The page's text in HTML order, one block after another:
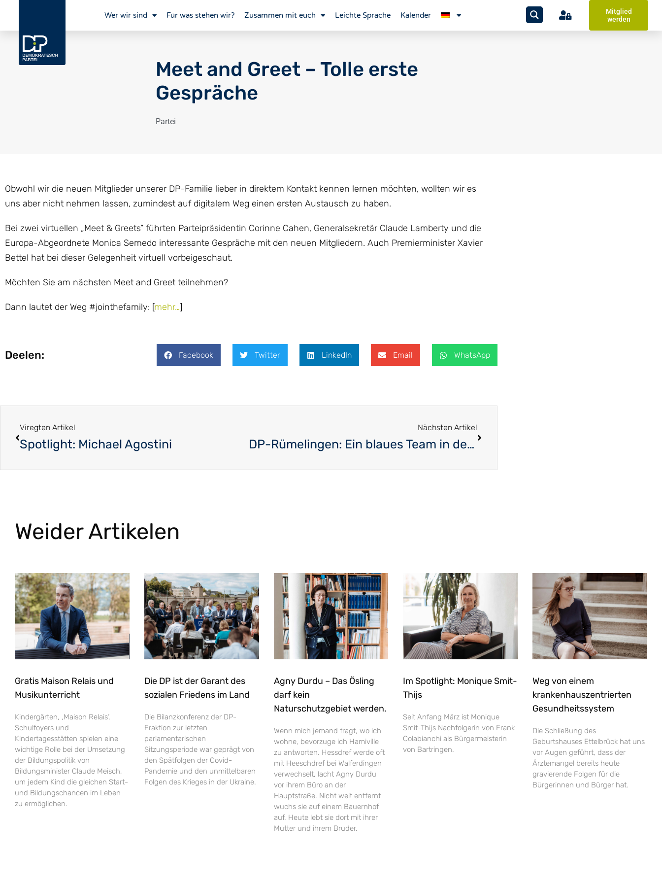
Wer wir sind Für was stehen wir? Zusammen mit euch Leichte Sprache Kalender
Mitglied
werden
Meet and Greet – Tolle erste
Gespräche
Partei
Obwohl wir die neuen Mitglieder unserer DP-Familie lieber in direktem Kontakt kennen lernen möchten, wollten wir es
uns aber nicht nehmen lassen, zumindest auf digitalem Weg einen ersten Austausch zu haben.
Bei zwei virtuellen „Meet & Greets“ führten Parteipräsidentin Corinne Cahen, Generalsekretär Claude Lamberty und die
Europa-Abgeordnete Monica Semedo interessante Gespräche mit den neuen Mitgliedern. Auch Premierminister Xavier
Bettel hat bei dieser Gelegenheit virtuell vorbeigeschaut.
Möchten Sie am nächsten Meet and Greet teilnehmen?
Dann lautet der Weg #jointhefamily: [mehr…]
Deelen: Facebook Twitter LinkedIn Email WhatsApp
Viregten Artikel
Spotlight: Michael Agostini
Nächsten Artikel
DP-Rümelingen: Ein blaues Team in der Stadt der Roten Erde
Weider Artikelen
Gratis Maison Relais und
Musikunterricht
Kindergärten, ‚Maison Relais‘,
Schulfoyers und
Kindertagesstätten spielen eine
wichtige Rolle bei der Umsetzung
der Bildungspolitik von
Bildungsminister Claude Meisch,
um jedem Kind die gleichen Start-
und Bildungschancen im Leben
zu ermöglichen.
Die DP ist der Garant des
sozialen Friedens im Land
Die Bilanzkonferenz der DP-
Fraktion zur letzten
parlamentarischen
Sitzungsperiode war geprägt von
den Spätfolgen der Covid-
Pandemie und den unmittelbaren
Folgen des Krieges in der Ukraine.
Agny Durdu – Das Ösling
darf kein
Naturschutzgebiet werden.
Wenn mich jemand fragt, wo ich
wohne, bevorzuge ich Hamiville
zu antworten. Hessdref werde oft
mit Heeschdref bei Walferdingen
verwechselt, lacht Agny Durdu
vor ihrem Büro an der
Hauptstraße. Nicht weit entfernt
wuchs sie auf einem Bauernhof
auf. Heute lebt sie dort mit ihrer
Mutter und ihrem Bruder.
Im Spotlight: Monique Smit-
Thijs
Seit Anfang März ist Monique
Smit-Thijs Nachfolgerin von Frank
Colabianchi als Bürgermeisterin
von Bartringen.
Weg von einem
krankenhauszentrierten
Gesundheitssystem
Die Schließung des
Geburtshauses Ettelbrück hat uns
vor Augen geführt, dass der
Ärztemangel bereits heute
gravierende Folgen für die
Bürgerinnen und Bürger hat.